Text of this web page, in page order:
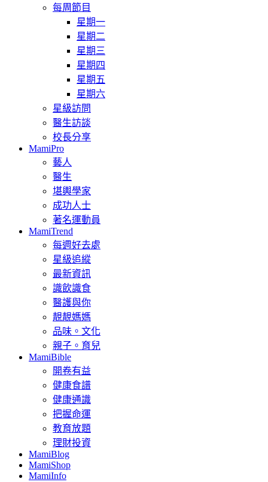
每周節目
星期一
星期二
星期三
星期四
星期五
星期六
星級訪問
醫生訪談
校長分享
MamiPro
藝人
醫生
堪輿學家
成功人士
著名運動員
MamiTrend
每週好去處
星級追縱
最新資訊
識飲識食
醫護與你
靚靚媽媽
品味。文化
親子。育兒
MamiBible
開卷有益
健康食譜
健康通識
把握命運
教育放題
理財投資
MamiBlog
MamiShop
MamiInfo